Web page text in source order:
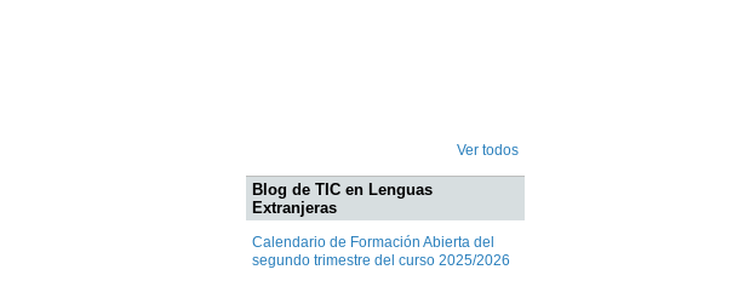
Ver todos
Blog de TIC en Lenguas
Extranjeras
Calendario de Formación Abierta del
segundo trimestre del curso 2025/2026